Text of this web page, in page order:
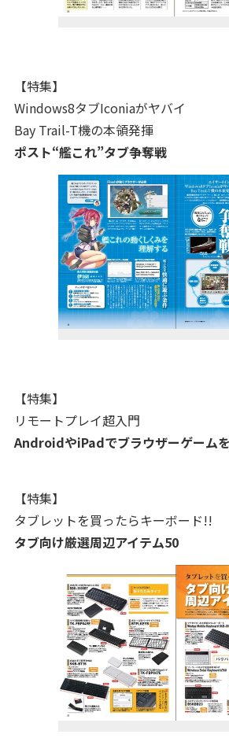
【特集】
Windows8タブIconiaがヤバイ
Bay Trail-T機の本領発揮
ポスト“艦これ”タブ争奪戦
【特集】
リモートプレイ超入門
AndroidやiPadでブラウザーゲーム
【特集】
タブレットを買ったらキーボード!!
タブ向け厳選周辺アイテム50